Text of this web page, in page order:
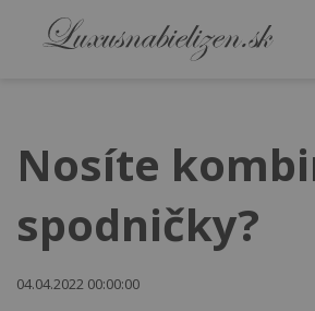
Nosíte
spodničky?
04.04.2022 00:00:00